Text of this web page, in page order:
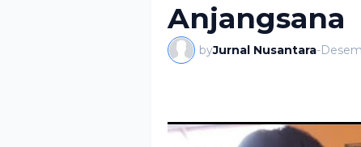
Anjangsana
byJurnal Nusantara-